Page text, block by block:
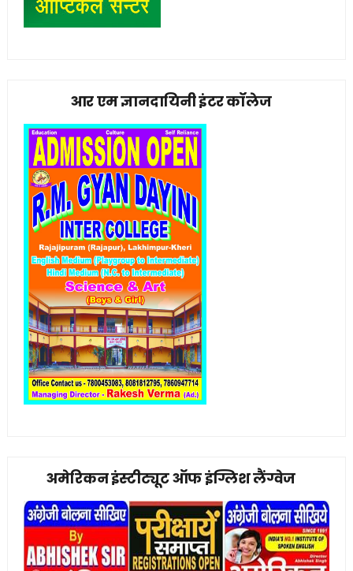
आर एम ज्ञानदायिनी इंटर कॉलेज
अमेरिकन इंस्टीट्यूट ऑफ इंग्लिश लैंग्वेज